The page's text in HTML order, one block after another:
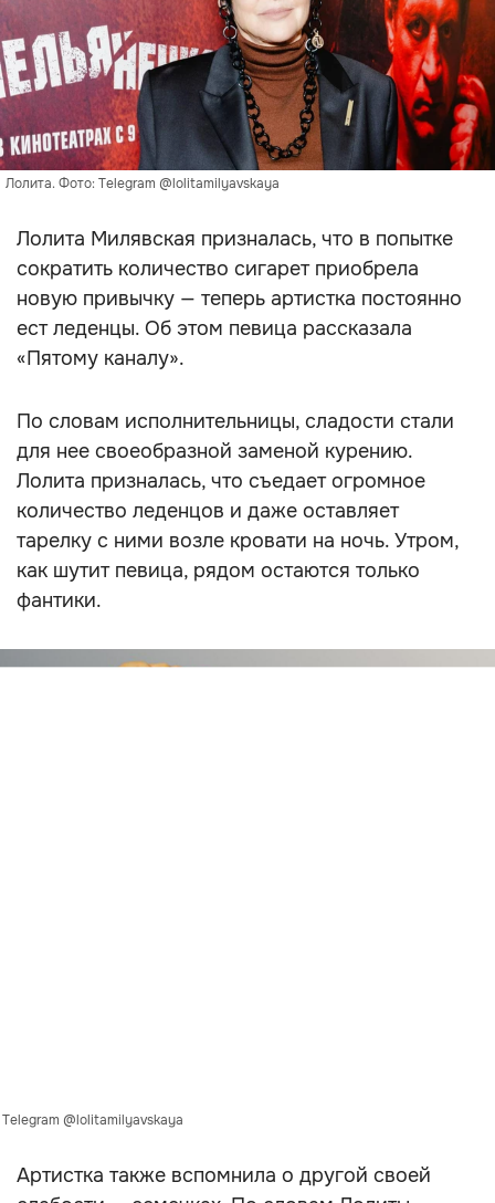
Лолита. Фото: Telegram @lolitamilyavskaya
Лолита Милявская призналась, что в попытке
сократить количество сигарет приобрела
новую привычку — теперь артистка постоянно
ест леденцы. Об этом певица рассказала
«Пятому каналу».
По словам исполнительницы, сладости стали
для нее своеобразной заменой курению.
Лолита призналась, что съедает огромное
количество леденцов и даже оставляет
тарелку с ними возле кровати на ночь. Утром,
как шутит певица, рядом остаются только
фантики.
@lolitamilyavskaya
Артистка также вспомнила о другой своей